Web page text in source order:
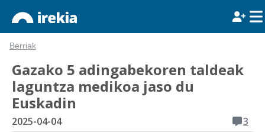
Berriak
Gazako 5 adingabekoren taldeak
laguntza medikoa jaso du
Euskadin
2025-04-04
3